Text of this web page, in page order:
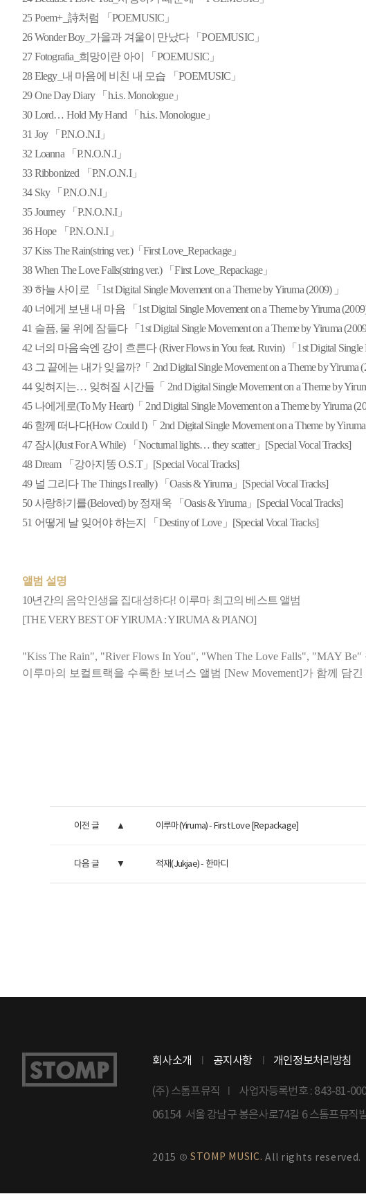
25 Poem+_詩처럼 「POEMUSIC」
26Wonder Boy_가을과 겨울이 만났다 「POEMUSIC」
27 Fotografia_희망이란 아이 「POEMUSIC」
28Elegy_내 마음에 비친 내 모습 「POEMUSIC」
29One Day Diary 「h.i.s. Monologue」
30Lord… Hold My Hand 「h.i.s. Monologue」
31 Joy 「P.N.O.N.I」
32 Loanna 「P.N.O.N.I」
33Ribbonized 「P.N.O.N.I」
34 Sky 「P.N.O.N.I」
35Journey 「P.N.O.N.I」
36Hope 「P.N.O.N.I」
37Kiss The Rain(string ver.)「First Love_Repackage」
38When The Love Falls(string ver.) 「First Love_Repackage」
39하늘 사이로 「1st Digital Single Movement on a Theme by Yiruma (2009) 」
40 너에게 보낸 내 마음 「1st Digital Single Movement on a Theme by Yiruma (2009)
41 슬픔, 물 위에 잠들다 「1st Digital Single Movement on a Theme by Yiruma
42 너의 마음속엔 강이 흐른다 (River Flows in You feat. Ruvin) 「1st Digital Single
43 그 끝에는 내가 잊을까?「 2nd Digital Single Movement on a Theme by Yiruma
44 잊혀지는… 잊혀질 시간들「 2nd Digital Single Movement on a Theme by
45 나에게로(To My Heart)「 2nd Digital Single Movement on a Theme by Yiruma
46 함께 떠나다(How Could I)「 2nd Digital Single Movement on a Theme by Yiruma
47 잠시(Just For A While) 「Nocturnal lights… they scatter」[Special Vocal Tracks]
48Dream 「강아지똥 O.S.T」[Special Vocal Tracks]
49 널 그리다 The Things I really) 「Oasis & Yiruma」[Special Vocal Tracks]
50 사랑하기를(Beloved) by 정재욱 「Oasis & Yiruma」[Special Vocal Tracks]
51 어떻게 날 잊어야 하는지 「Destiny of Love」[Special Vocal Tracks]
앨범 설명
10년간의 음악인생을 집대성하다! 이루마 최고의 베스트 앨범
[THE VERY BEST OF YIRUMA : YIRUMA & PIANO]
"Kiss The Rain", "River Flows In You", "When The Love Falls", "MAY
이루마의 보컬트랙을 수록한 보너스 앨범 [New Movement]가 함께 담
이전 글 이루마(Yiruma) - First Love [Repackage]
다음 글 적재(Jukjae) - 한마디
회사소개 공지사항 개인정보처리방침
(주) 스톰프뮤직 사업자등록번호 : 843-81-
06154 서울 강남구 봉은사로74길 6 스톰프뮤직
2015 ©STOMP MUSIC. All rights reserved.